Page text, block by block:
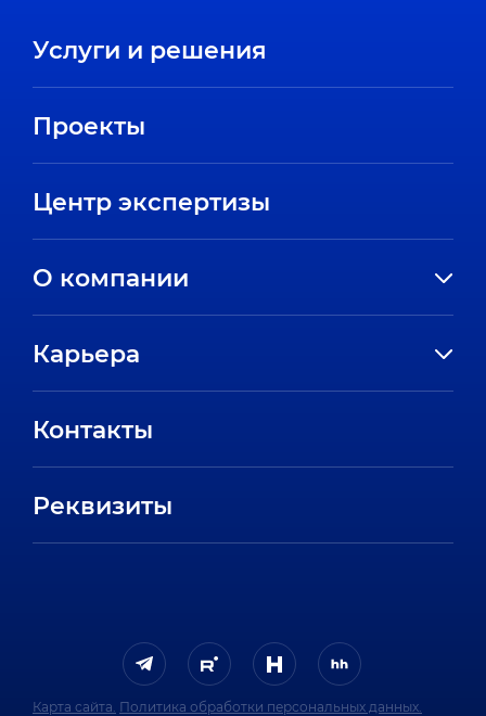
Услуги и решения
Проекты
Центр экспертизы
О компании
Направления
Карьера
Стажировки
Контакты
Реквизиты
Карта сайта. Политика обработки персональных данных.